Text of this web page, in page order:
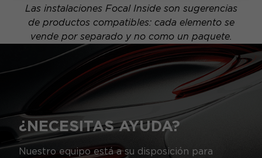
Las instalaciones Focal Inside son sugerencias
de productos compatibles: cada elemento se
vende por separado y no como un paquete.
¿NECESITAS AYUDA?
Nuestro equipo está a su disposición para